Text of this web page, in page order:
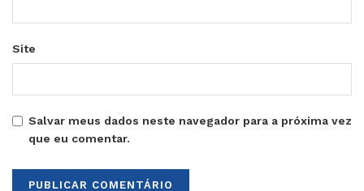
Site
Salvar meus dados neste navegador para a próxima vez
que eu comentar.